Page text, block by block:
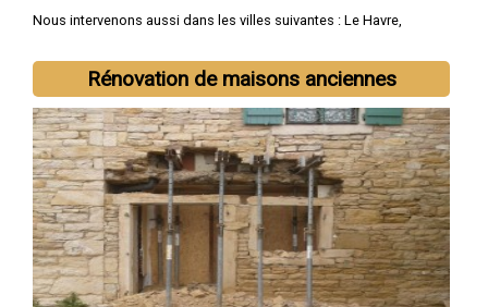
Nous intervenons aussi dans les villes suivantes : Le Havre,
Elbeuf
Rénovation de maisons anciennes